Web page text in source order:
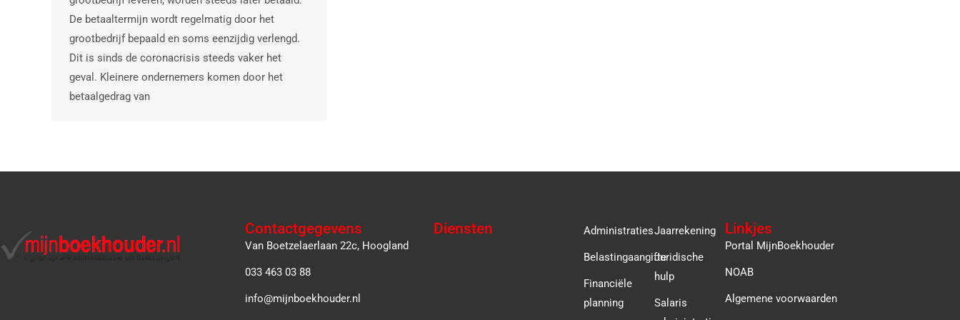
De betaaltermijn wordt regelmatig door het
grootbedrijf bepaald en soms eenzijdig verlengd.
Dit is sinds de coronacrisis steeds vaker het
geval. Kleinere ondernemers komen door het
betaalgedrag van
Contactgegevens
Van Boetzelaerlaan 22c, Hoogland
033 463 03 88
info@mijnboekhouder.nl
Diensten Administraties
Belastingaangifte
Financiële
planning
Jaarrekening
Juridische
hulp
Salaris
Linkjes
Portal MijnBoekhouder
NOAB
Algemene voorwaarden